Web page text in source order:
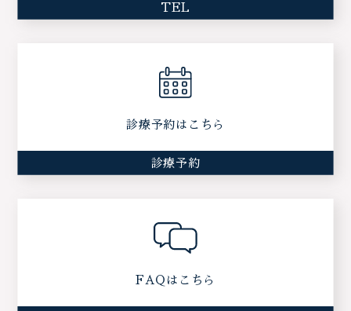
TEL
診療予約はこちら
診療予約
FAQはこちら